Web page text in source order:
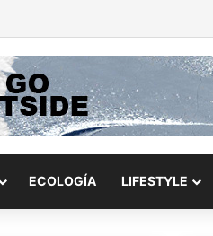
ECOLOGÍA LIFESTYLE